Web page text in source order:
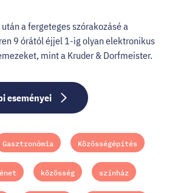
a fergeteges szórakozásé a
9 órától éjjel 1-ig olyan elektronikus
mint a Kruder & Dorfmeister.
eseményei
Gasztronómia Közösségépítés
közösség színház